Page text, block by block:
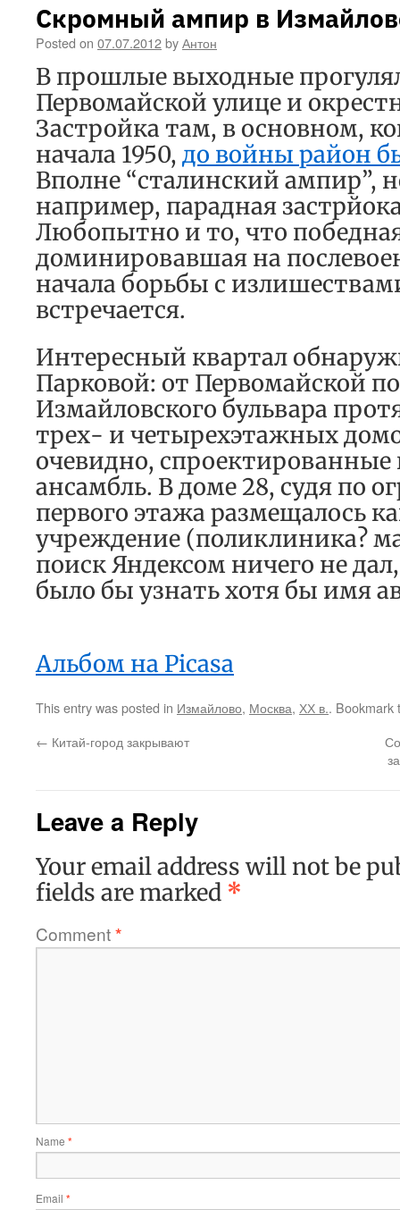
Скромный ампир в
Posted on 07.07.2012byАнтон
В прошлые выходные
Первомайской улице и
Застройка там, в основном,
начала 1950, до войны район
Вполне “сталинский ампир”,
например, парадная
Любопытно и то, что
доминировавшая на
начала борьбы с
встречается.
Интересный квартал
Парковой: от Первомайской
Измайловского бульвара
трех- и четырехэтажных
очевидно,
ансамбль. В доме 28, судя по
первого этажа размещалось
учреждение (поликлиника?
поиск Яндексом ничего не
было бы узнать хотя бы имя
Альбом на Picasa
This entry was posted in Измайлово, Москва, ХХ в..
← Китай-город закрывают
Leave a Reply
Your email address will not be
fields are marked *
Comment*
Name *
Email *